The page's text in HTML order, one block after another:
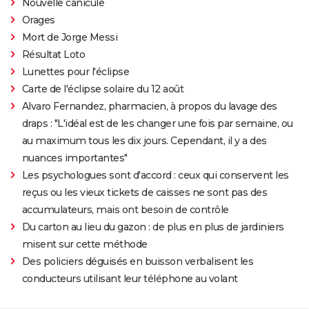
Nouvelle canicule
Orages
Mort de Jorge Messi
Résultat Loto
Lunettes pour l'éclipse
Carte de l'éclipse solaire du 12 août
Alvaro Fernandez, pharmacien, à propos du lavage des
draps : "L'idéal est de les changer une fois par semaine, ou
au maximum tous les dix jours. Cependant, il y a des
nuances importantes"
Les psychologues sont d'accord : ceux qui conservent les
reçus ou les vieux tickets de caisses ne sont pas des
accumulateurs, mais ont besoin de contrôle
Du carton au lieu du gazon : de plus en plus de jardiniers
misent sur cette méthode
Des policiers déguisés en buisson verbalisent les
conducteurs utilisant leur téléphone au volant